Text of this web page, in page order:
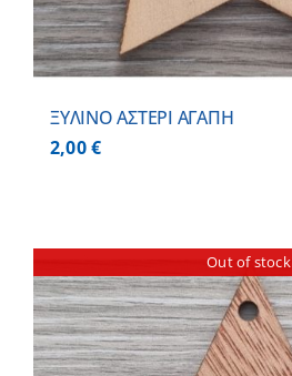
ΞΥΛΙΝΟ ΑΣΤΕΡΙ ΑΓΑΠΗ
2,00€
Out of stock